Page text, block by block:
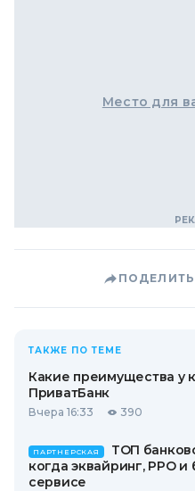
Место для
ТАКЖЕ ПО ТЕМЕ
Какие преимущества у
ПриватБанк
Вчера 16:33 390
ПАРТНЕРСКАЯ
ТОП
когда эквайринг, РРО
сервисе